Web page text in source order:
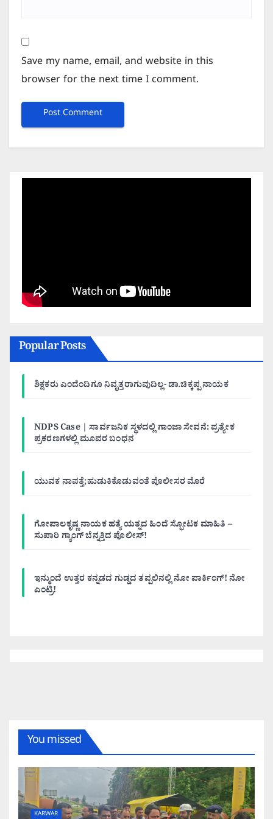
Save my name, email, and website in this
browser for the next time I comment.
Popular Posts
ಶಿಕ್ಷಕರು ಎಂದೆಂದಿಗೂ ನಿವೃತ್ತರಾಗುವುದಿಲ್ಲ- ಡಾ.ಚಿಕ್ಕಪ್ಪ ನಾಯಕ
NDPS Case | ಸಾರ್ವಜನಿಕ ಸ್ಥಳದಲ್ಲಿ ಗಾಂಜಾ ಸೇವನೆ: ಪ್ರತ್ಯೇಕ
ಪ್ರಕರಣಗಳಲ್ಲಿ ಮೂವರ ಬಂಧನ
ಯುವಕ ನಾಪತ್ತೆ;ಹುಡುಕಿಕೊಡುವಂತೆ ಪೊಲೀಸರ ಮೊರೆ
ಗೋಪಾಲಕೃಷ್ಣ ನಾಯಕ ಹತ್ಯೆ ಯತ್ನದ ಹಿಂದೆ ಸ್ಫೋಟಕ ಮಾಹಿತಿ –
ಸುಪಾರಿ ಗ್ಯಾಂಗ್ ಬೆನ್ನತ್ತಿದ ಪೊಲೀಸ್!
ಇನ್ಮುಂದೆ ಉತ್ತರ ಕನ್ನಡದ ಗುಡ್ಡದ ತಪ್ಪಲಿನಲ್ಲಿ ನೋ ಪಾರ್ಕಿಂಗ್! ನೋ
ಎಂಟ್ರಿ!
You missed
KARWAR